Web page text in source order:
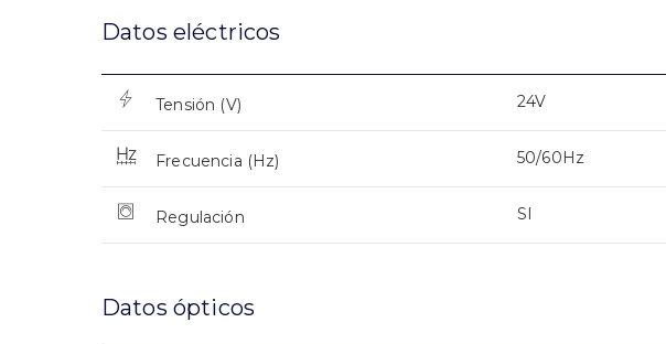
Datos eléctricos
Tensión (V) 24V
Frecuencia (Hz) 50/60Hz
Regulación SI
Datos ópticos